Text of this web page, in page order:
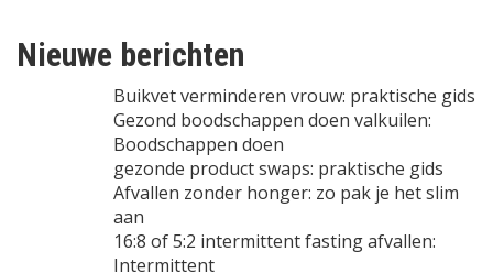
Nieuwe berichten
Buikvet verminderen vrouw: praktische gids
Gezond boodschappen doen valkuilen:
Boodschappen doen
gezonde product swaps: praktische gids
Afvallen zonder honger: zo pak je het slim
aan
16:8 of 5:2 intermittent fasting afvallen:
Intermittent